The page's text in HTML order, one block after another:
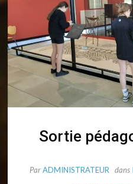
Sortie
ParADMINISTRATEUR dans